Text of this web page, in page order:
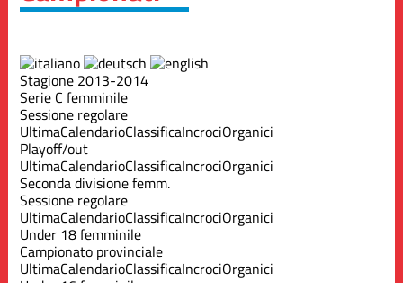
Stagione 2013-2014
Serie C femminile
Sessione regolare
UltimaCalendarioClassificaIncrociOrganici
Playoff/out
UltimaCalendarioClassificaIncrociOrganici
Seconda divisione femm.
Sessione regolare
UltimaCalendarioClassificaIncrociOrganici
Under 18 femminile
Campionato provinciale
UltimaCalendarioClassificaIncrociOrganici